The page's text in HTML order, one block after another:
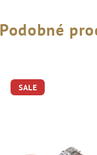
Podobné
SALE